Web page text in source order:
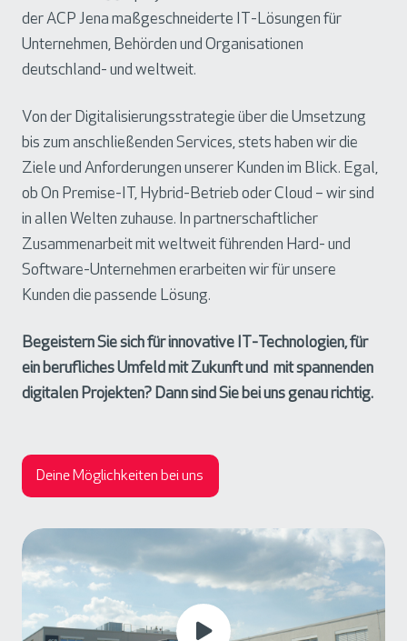
der ACP Jena maßgeschneiderte IT-Lösungen für
Unternehmen, Behörden und Organisationen
deutschland- und weltweit.
Von der Digitalisierungsstrategie über die Umsetzung
bis zum anschließenden Services, stets haben wir die
Ziele und Anforderungen unserer Kunden im Blick. Egal,
ob On Premise-IT, Hybrid-Betrieb oder Cloud – wir sind
in allen Welten zuhause. In partnerschaftlicher
Zusammenarbeit mit weltweit führenden Hard- und
Software-Unternehmen erarbeiten wir für unsere
Kunden die passende Lösung.
Begeistern Sie sich für innovative IT-Technologien, für
ein berufliches Umfeld mit Zukunft und mit spannenden
digitalen Projekten? Dann sind Sie bei uns genau richtig.
Deine Möglichkeiten bei uns